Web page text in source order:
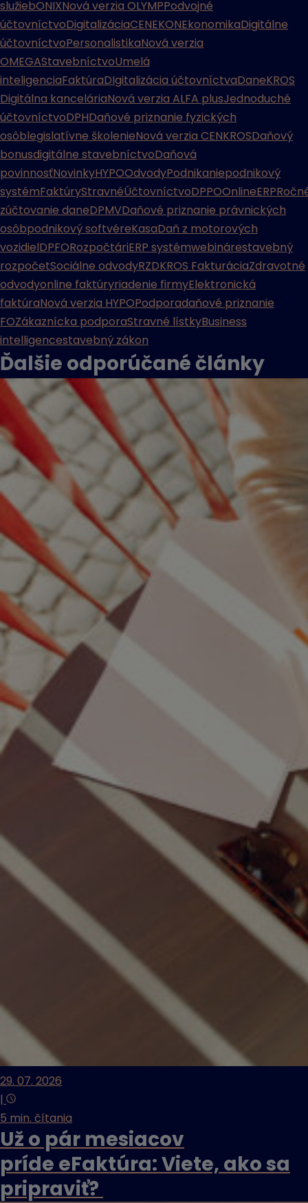
služiebONIXNová verzia OLYMPPodvojné
účtovníctvoDigitalizáciaCENEKONEkonomikaDigitálne
účtovníctvoPersonalistikaNová verzia
OMEGAStavebníctvoUmelá
inteligenciaFaktúraDIgitalizácia účtovníctvaDaneKROS
Digitálna kanceláriaNová verzia ALFA plusJednoduché
účtovníctvoDPHDaňové priznanie fyzických
osôblegislatívne školenieNová verzia CENKROSDaňový
bonusdigitálne stavebníctvoDaňová
povinnosťNovinkyHYPOOdvodyPodnikaniepodnikový
systémFaktúryStravnéÚčtovníctvoDPPOOnlineERP
zúčtovanie daneDPMVDaňové priznanie právnických
osôbpodnikový softvéreKasaDaň z motorových
vozidielDPFORozpočtáriERP systémwebinárestavebný
rozpočetSociálne odvodyRZDKROS FakturáciaZdravotné
odvodyonline faktúryriadenie firmyElektronická
faktúraNová verzia HYPOPodporadaňové priznanie
FOZákaznícka podporaStravné lístkyBusiness
intelligencestavebný zákon
Ďalšie odporúčané články
29. 07. 2026
|
5 min. čítania
Už o pár mesiacov
príde eFaktúra: Viete, ako sa
pripraviť?